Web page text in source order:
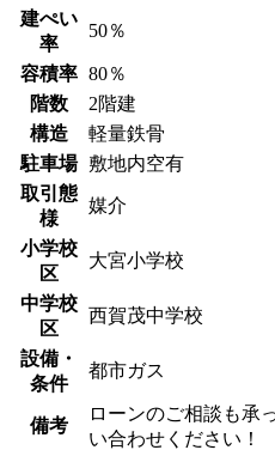
建ぺい
率
50％
容積率 80％
階数
2階建
構造
軽量鉄骨
駐車場
敷地内空有
取引態
様
媒介
小学校
区
大宮小学校
中学校
区
西賀茂中学校
設備・
条件
都市ガス
備考
ローンのご相談も承
い合わせください！